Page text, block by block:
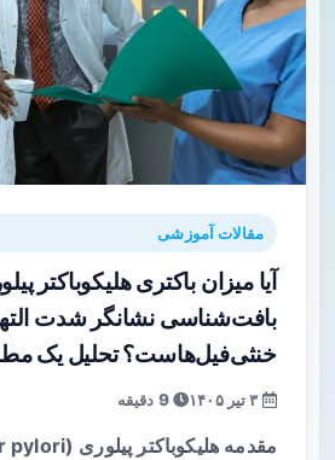
مقالات آموزشی
آیا میزان باکتری هلیکوباکتر
بافت‌شناسی نشانگر شدت
خنثی‌فیل‌هاست؟ تحلیل یک
9 دقیقه